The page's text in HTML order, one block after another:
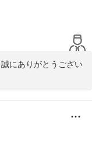
にありがとうござい
過ごしいただけたと
香りもお楽しみいた
開閉時の水滴や浴室